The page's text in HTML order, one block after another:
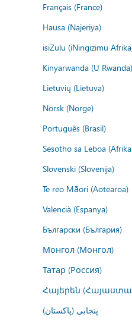
Français (France)
Hausa (Najeriya)
isiZulu (iNingizimu
Kinyarwanda (U Rwanda)
Lietuvių (Lietuva)
Norsk (Norge)
Português (Brasil)
Sesotho sa Leboa
Slovenski (Slovenija)
Te reo Māori (Aotearoa)
Valencià (Espanya)
Български (България)
Монгол (Монгол)
Татар (Россия)
Հայերեն
پنجابی (پاکستان)